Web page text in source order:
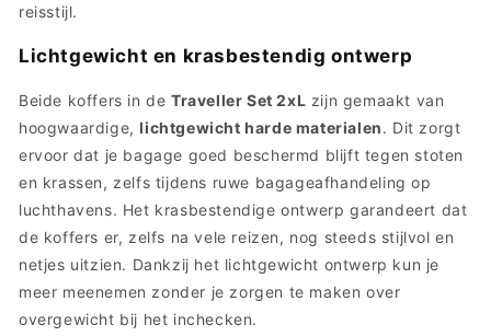
reisstijl.
Lichtgewicht en krasbestendig ontwerp
Beide koffers in de Traveller Set 2xL zijn gemaakt van
hoogwaardige, lichtgewicht harde materialen. Dit zorgt
ervoor dat je bagage goed beschermd blijft tegen stoten
en krassen, zelfs tijdens ruwe bagageafhandeling op
luchthavens. Het krasbestendige ontwerp garandeert dat
de koffers er, zelfs na vele reizen, nog steeds stijlvol en
netjes uitzien. Dankzij het lichtgewicht ontwerp kun je
meer meenemen zonder je zorgen te maken over
overgewicht bij het inchecken.